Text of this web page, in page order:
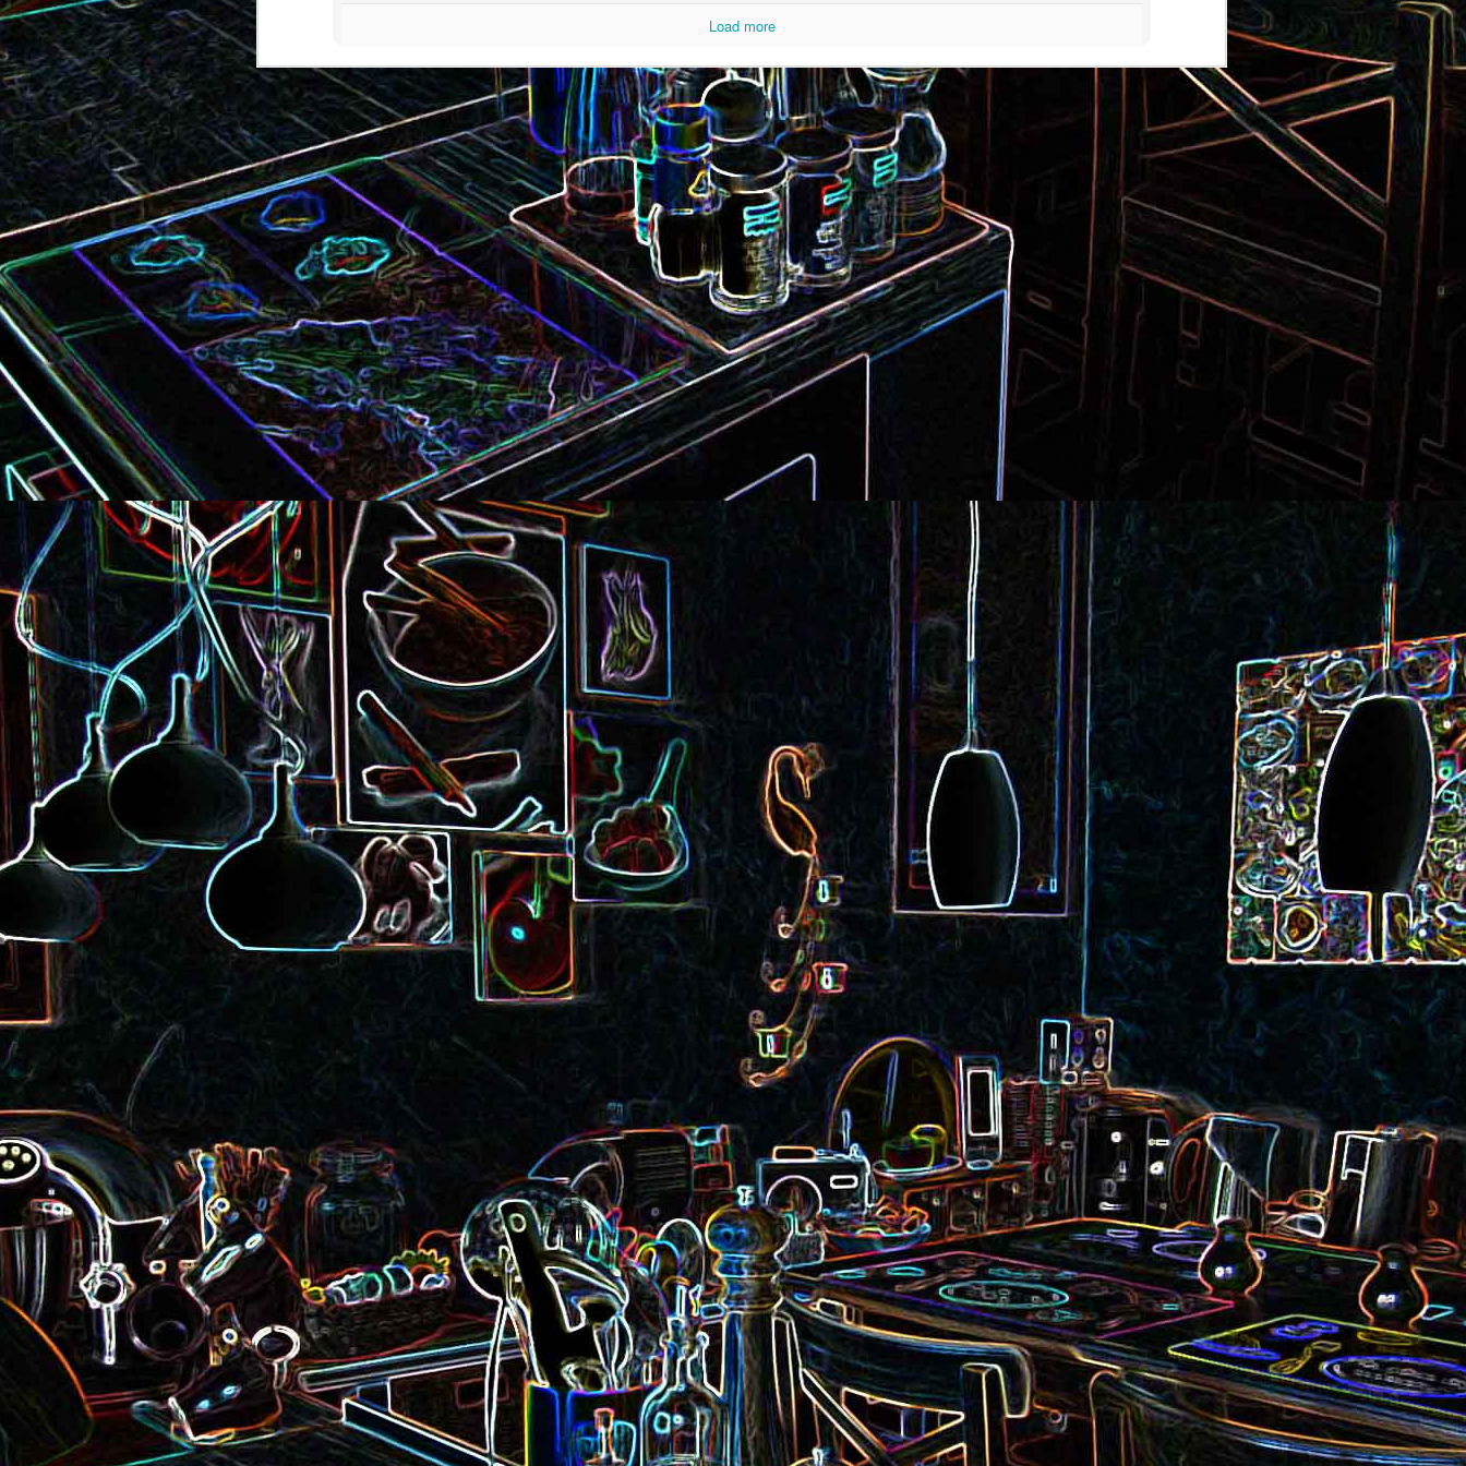
Load more
Curry de brocoli et de carottes Bundt cake au chocolat
praliné
Camembert fondant au sirop
d'érable Chou pointu sauté à la poêle
Pizza aux pommes de terre et
aux tomates séchées
Croque-monsieur à la viande
des grisons, au Comté et aux
noix
Croque-madame aux
épinards et au gingembre Smoothie à l'orange et à la
mangue
Curry de pois chiches et de Salade de thon aux câpres et
aux deux olives
Tarte amandine
Pizza à la choucroute, aux
lardons et au cumin Crème de poivron aux noix Cake au saucisson sec et aux Cookie géant aux pépites de
chocolat et au miel
Baguette à la raclette, à la
roquette et aux graines de
courge Smoothie aux kiwis et à la
mangue
Gâteau au chocolat et au Pizza aux rillettes et aux Noix de cajou caramélisées
au sésame
Tarte à la pralinoise et aux
noisettes
Colombo de crevettes au lait
de coco Tarte aux pommes, au miel et
aux amandes
Choux de Bruxelles au
chorizo et à la coriandre Quesadillas à la mexicaine
2